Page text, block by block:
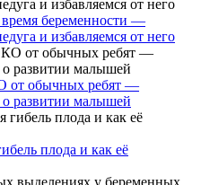
беременности —
и избавляемся от него
от обычных ребят —
развитии малышей
плода и как её